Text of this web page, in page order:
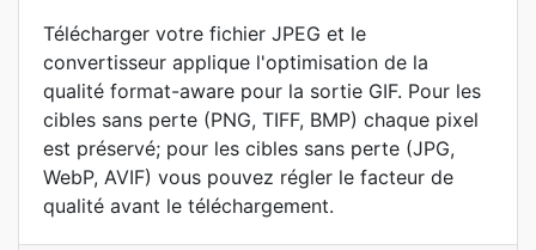
Télécharger votre fichier JPEG et le
convertisseur applique l'optimisation de la
qualité format-aware pour la sortie GIF. Pour les
cibles sans perte (PNG, TIFF, BMP) chaque pixel
est préservé; pour les cibles sans perte (JPG,
WebP, AVIF) vous pouvez régler le facteur de
qualité avant le téléchargement.